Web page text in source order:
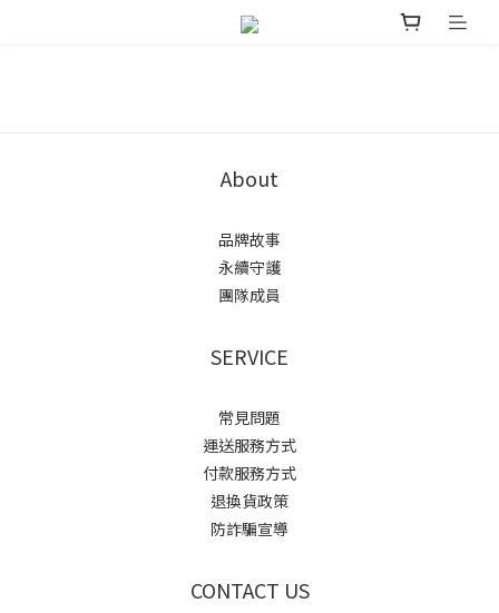
About
品牌故事
永續守護
團隊成員
SERVICE
常見問題
運送服務方式
付款服務方式
退換貨政策
防詐騙宣導
CONTACT US